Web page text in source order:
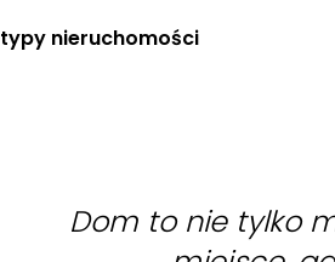
typy nieruchomości
Dom to nie tylko